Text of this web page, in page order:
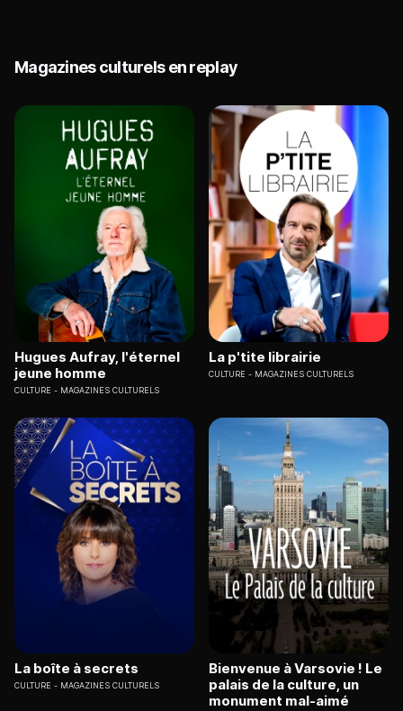
Magazines culturels en replay
Hugues Aufray, l'éternel
jeune homme
CULTURE MAGAZINES CULTURELS
La p'tite librairie
CULTURE MAGAZINES CULTURELS
La boîte à secrets
CULTURE MAGAZINES CULTURELS
Bienvenue à Varsovie ! Le
palais de la culture, un
monument mal-aimé